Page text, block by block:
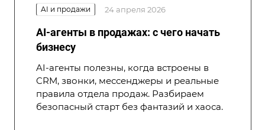
AI и продажи 24 апреля 2026
AI-агенты в продажах: с чего начать
бизнесу
AI-агенты полезны, когда встроены в
CRM, звонки, мессенджеры и реальные
правила отдела продаж. Разбираем
безопасный старт без фантазий и хаоса.